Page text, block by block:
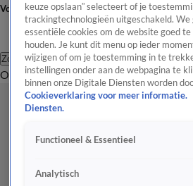
Volg Shownieuws
Zoeken
OverzichtEntertainment
keuze opslaan” selecteert of je
trackingtechnologieën uitgeschakeld.
essentiële cookies om de website goed
houden. Je kunt dit menu op ieder
wijzigen of om je toestemming in te
instellingen onder aan de webpagina te
binnen onze Digitale Diensten worden
Cookieverklaring voor meer informatie.
Diensten.
Functioneel & Essentieel
Analytisch